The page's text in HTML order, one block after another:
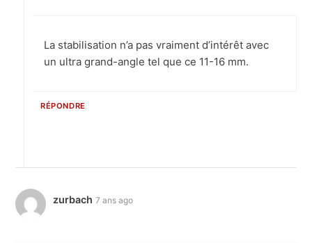
La stabilisation n’a pas vraiment d’intérêt avec
un ultra grand-angle tel que ce 11-16 mm.
RÉPONDRE
zurbach 7 ans ago